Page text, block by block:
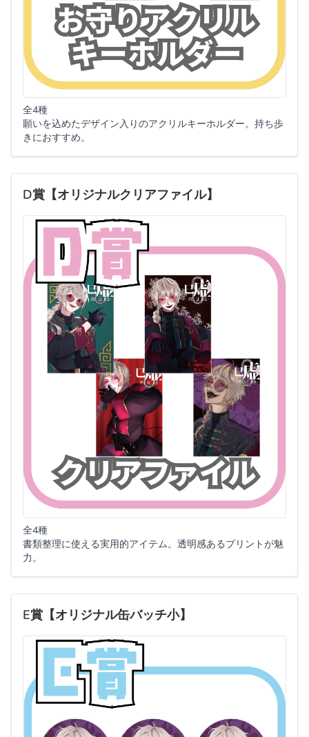
全4種
願いを込めたデザイン入りのアクリルキーホルダー。持ち歩
きにおすすめ。
D賞【オリジナルクリアファイル】
全4種
書類整理に使える実用的アイテム。透明感あるプリントが魅
力。
E賞【オリジナル缶バッチ小】